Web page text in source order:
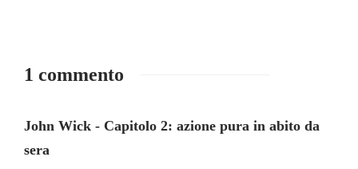
1 commento
John Wick - Capitolo 2: azione pura in abito da
sera